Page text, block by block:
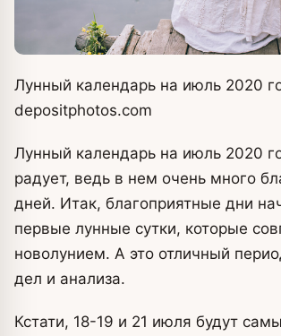
Лунный календарь на июль 2020
depositphotos.com
Лунный календарь на июль 2020
радует, ведь в нем очень много
дней. Итак, благоприятные дни
первые лунные сутки, которые
новолунием. А это отличный
дел и анализа.
Кстати, 18-19 и 21 июля будут